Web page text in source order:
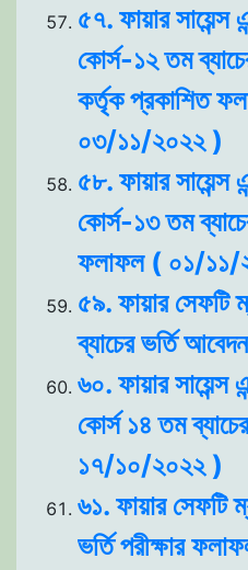
৫৭. ফায়ার
কোর্স-১২ তম
কর্তৃক প্রকাশিত
০৩/১১/২০২২ )
৫৮. ফায়ার
কোর্স-১৩ তম
ফলাফল ( ০১/১১/
৫৯. ফায়ার সেফটি
ব্যাচের ভর্তি
৬০. ফায়ার
কোর্স ১৪ তম
১৭/১০/২০২২ )
৬১. ফায়ার সেফটি
ভর্তি পরীক্ষার